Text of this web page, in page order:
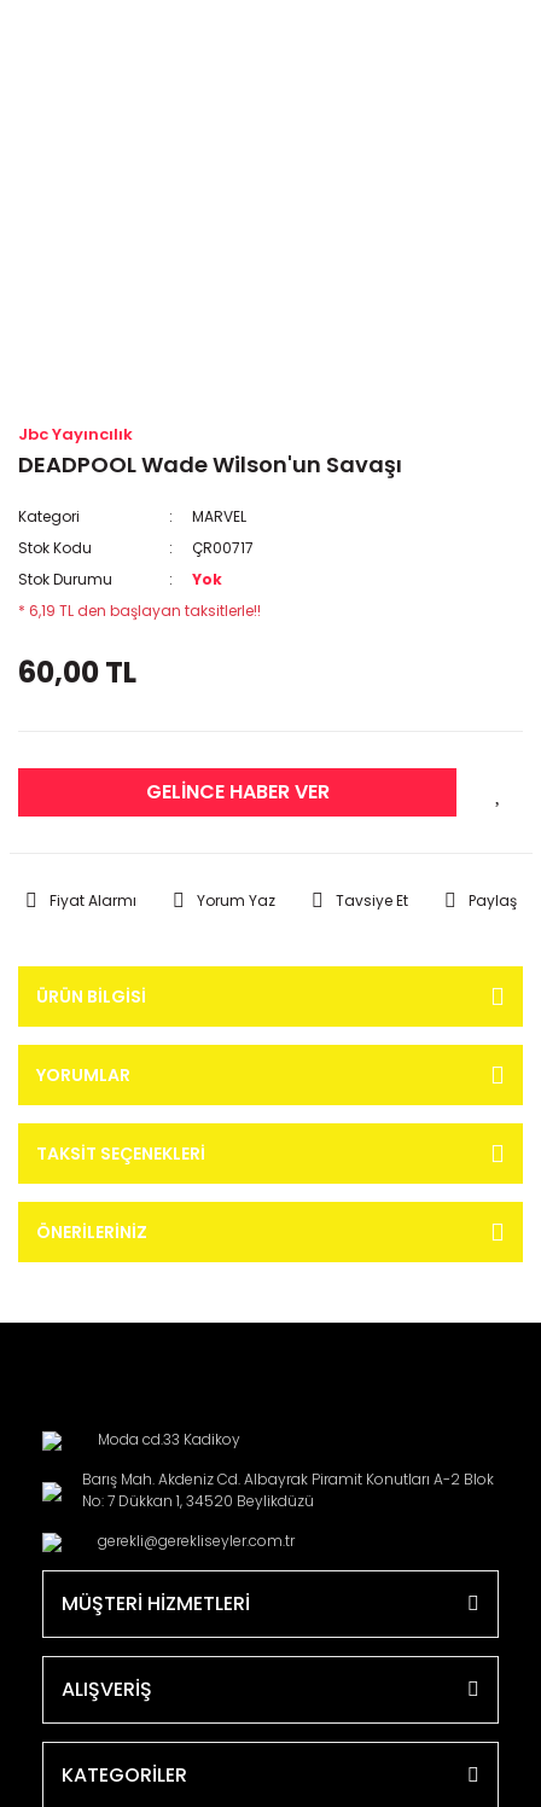
Jbc Yayıncılık
DEADPOOL Wade Wilson'un Savaşı
Kategori
MARVEL
Stok Kodu
ÇR00717
Stok Durumu
Yok
* 6,19 TL den başlayan taksitlerle!!
60,00 TL
GELİNCE HABER VER
Fiyat Alarmı Yorum Yaz Tavsiye Et Paylaş
ÜRÜN BILGISI
YORUMLAR
TAKSIT SEÇENEKLERI
ÖNERILERINIZ
Moda cd.33 Kadikoy
Barış Mah. Akdeniz Cd. Albayrak Piramit Konutları A-2 Blok
No: 7 Dükkan 1, 34520 Beylikdüzü
gerekli@gerekliseyler.com.tr
MÜŞTERİ HİZMETLERİ
ALIŞVERİŞ
KATEGORİLER